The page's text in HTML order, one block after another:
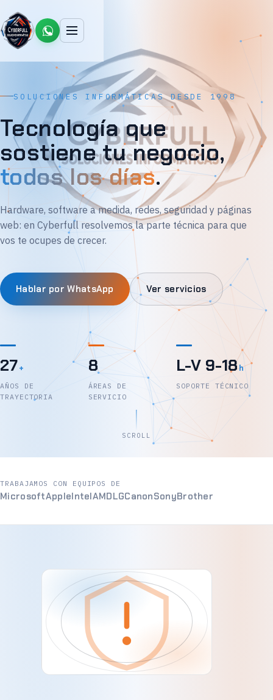
SOLUCIONES INFORMÁTICAS DESDE 1998
Tecnología que
sostiene tu negocio,
todos los días.
Hardware, software a medida, redes, seguridad y páginas
web: en Cyberfull resolvemos la parte técnica para que
vos te ocupes de crecer.
Hablar por WhatsApp Ver servicios
27+
AÑOS DE
TRAYECTORIA
8
ÁREAS DE
SERVICIO
L-V 9-18h
SOPORTE TÉCNICO
SCROLL
TRABAJAMOS CON EQUIPOS DE
MicrosoftAppleIntelAMDLGCanonSonyBrother